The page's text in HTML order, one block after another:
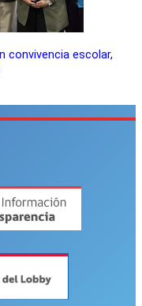
convivencia escolar,